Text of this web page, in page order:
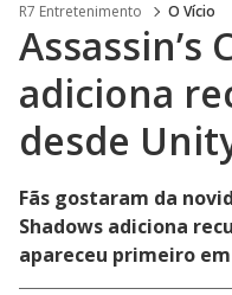
R7 Entretenimento O Vício
Assassin’s
adiciona
desde
Fãs gostaram da
Shadows adiciona
apareceu primeiro em